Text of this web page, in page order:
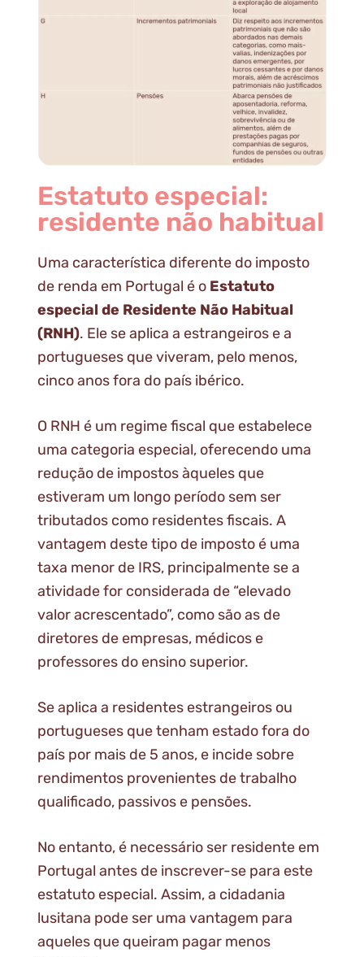
Estatuto especial:
residente não habitual
Uma característica diferente do imposto
de renda em Portugal é o Estatuto
especial de Residente Não Habitual
(RNH). Ele se aplica a estrangeiros e a
portugueses que viveram, pelo menos,
cinco anos fora do país ibérico.
O RNH é um regime fiscal que estabelece
uma categoria especial, oferecendo uma
redução de impostos àqueles que
estiveram um longo período sem ser
tributados como residentes fiscais. A
vantagem deste tipo de imposto é uma
taxa menor de IRS, principalmente se a
atividade for considerada de “elevado
valor acrescentado”, como são as de
diretores de empresas, médicos e
professores do ensino superior.
Se aplica a residentes estrangeiros ou
portugueses que tenham estado fora do
país por mais de 5 anos, e incide sobre
rendimentos provenientes de trabalho
qualificado, passivos e pensões.
No entanto, é necessário ser residente em
Portugal antes de inscrever-se para este
estatuto especial. Assim, a cidadania
lusitana pode ser uma vantagem para
aqueles que queiram pagar menos